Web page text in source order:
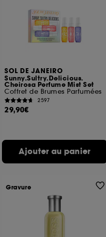
SOL DE JANEIRO
Sunny.Sultry.Delicious.
Cheirosa Perfume Mist Set
Coffret de Brumes Parfumées
2597
29,90€
Ajouter au panier
Gravure